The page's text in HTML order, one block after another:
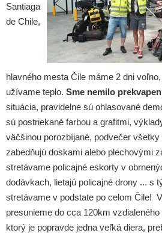
Santiaga
de Chile,
hlavného mesta Čile máme 2 dni
užívame teplo. Sme nemilo
situácia, pravidelne sú ohlasované
sú postriekané farbou a grafitmi,
väčšinou porozbíjané, podvečer
zabedňujú doskami alebo plechovými
stretávame policajné eskorty v
dodávkach, lietajú policajné drony ... s
stretávame v podstate po celom Čile!
presunieme do cca 120km
ktorý je popravde jedna veľká diera,